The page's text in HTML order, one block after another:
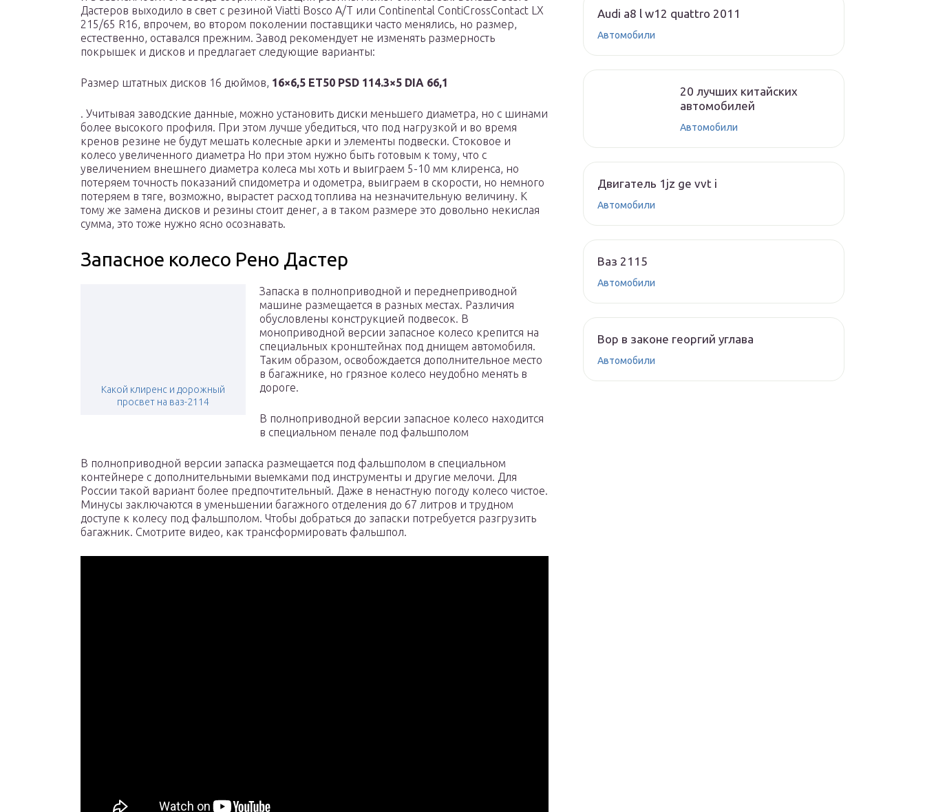
Дастеров выходило в свет с резиной Viatti Bosco A/T или Continental ContiCrossContact LX
215/65 R16, впрочем, во втором поколении поставщики часто менялись, но размер,
естественно, оставался прежним. Завод рекомендует не изменять размерность
покрышек и дисков и предлагает следующие варианты:
Размер штатных дисков 16 дюймов, 16×6,5 ET50 PSD 114.3×5 DIA 66,1
. Учитывая заводские данные, можно установить диски меньшего диаметра, но с шинами
более высокого профиля. При этом лучше убедиться, что под нагрузкой и во время
кренов резине не будут мешать колесные арки и элементы подвески. Стоковое и
колесо увеличенного диаметра Но при этом нужно быть готовым к тому, что с
увеличением внешнего диаметра колеса мы хоть и выиграем 5-10 мм клиренса, но
потеряем точность показаний спидометра и одометра, выиграем в скорости, но немного
потеряем в тяге, возможно, вырастет расход топлива на незначительную величину. К
тому же замена дисков и резины стоит денег, а в таком размере это довольно некислая
сумма, это тоже нужно ясно осознавать.
Запасное колесо Рено Дастер
Какой клиренс и дорожный
просвет на ваз-2114
Запаска в полноприводной и переднеприводной
машине размещается в разных местах. Различия
обусловлены конструкцией подвесок. В
моноприводной версии запасное колесо крепится на
специальных кронштейнах под днищем автомобиля.
Таким образом, освобождается дополнительное место
в багажнике, но грязное колесо неудобно менять в
дороге.
В полноприводной версии запасное колесо находится
в специальном пенале под фальшполом
В полноприводной версии запаска размещается под фальшполом в специальном
контейнере с дополнительными выемками под инструменты и другие мелочи. Для
России такой вариант более предпочтительный. Даже в ненастную погоду колесо чистое.
Минусы заключаются в уменьшении багажного отделения до 67 литров и трудном
доступе к колесу под фальшполом. Чтобы добраться до запаски потребуется разгрузить
багажник. Смотрите видео, как трансформировать фальшпол.
Audi a8 l w12 quattro 2011
Автомобили
20 лучших китайских
автомобилей
Автомобили
Двигатель 1jz ge vvt i
Автомобили
Ваз 2115
Автомобили
Вор в законе георгий углава
Автомобили